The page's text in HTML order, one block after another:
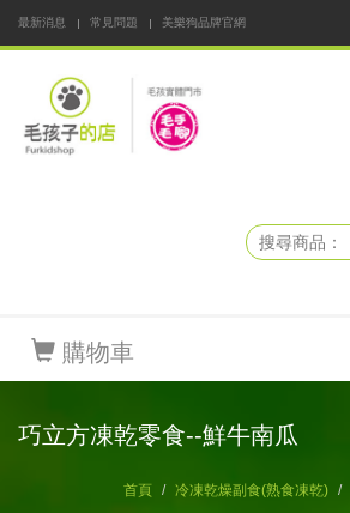
最新消息 常見問題
美樂狗品牌官網
購物車
巧立方凍乾零食--鮮牛南瓜
首頁 冷凍乾燥副食(熟食凍乾)